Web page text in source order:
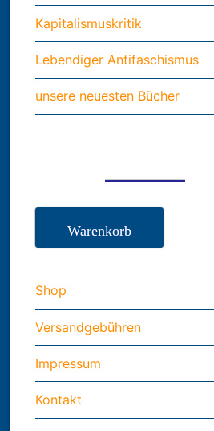
Kapitalismuskritik
Lebendiger Antifaschismus
unsere neuesten Bücher
Warenkorb
Shop
Versandgebühren
Impressum
Kontakt